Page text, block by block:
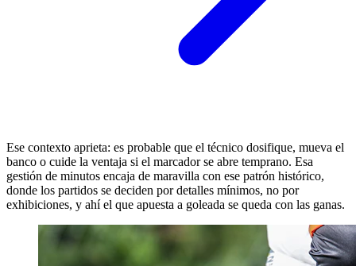
Ese contexto aprieta: es probable que el técnico dosifique, mueva el
banco o cuide la ventaja si el marcador se abre temprano. Esa
gestión de minutos encaja de maravilla con ese patrón histórico,
donde los partidos se deciden por detalles mínimos, no por
exhibiciones, y ahí el que apuesta a goleada se queda con las ganas.